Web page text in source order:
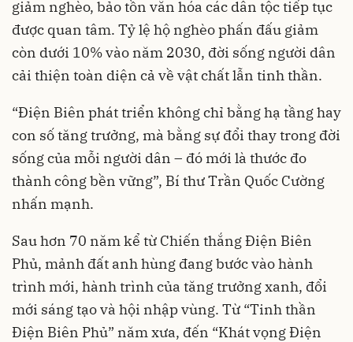
giảm nghèo, bảo tồn văn hóa các dân tộc tiếp tục
được quan tâm. Tỷ lệ hộ nghèo phấn đấu giảm
còn dưới 10% vào năm 2030, đời sống người dân
cải thiện toàn diện cả về vật chất lẫn tinh thần.
“Điện Biên phát triển không chỉ bằng hạ tầng hay
con số tăng trưởng, mà bằng sự đổi thay trong đời
sống của mỗi người dân – đó mới là thước đo
thành công bền vững”, Bí thư Trần Quốc Cường
nhấn mạnh.
Sau hơn 70 năm kể từ Chiến thắng Điện Biên
Phủ, mảnh đất anh hùng đang bước vào hành
trình mới, hành trình của tăng trưởng xanh, đổi
mới sáng tạo và hội nhập vùng. Từ “Tinh thần
Điện Biên Phủ” năm xưa, đến “Khát vọng Điện